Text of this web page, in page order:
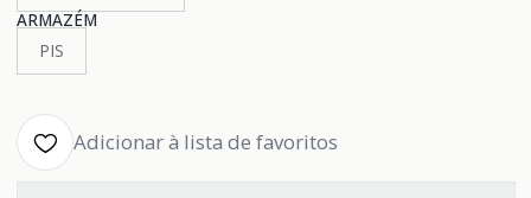
ARMAZÉM
PIS
Adicionar à lista de favoritos